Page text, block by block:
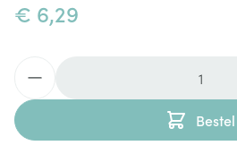
€ 6,29
Bestel